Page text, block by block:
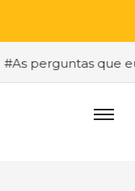
#As perguntas que